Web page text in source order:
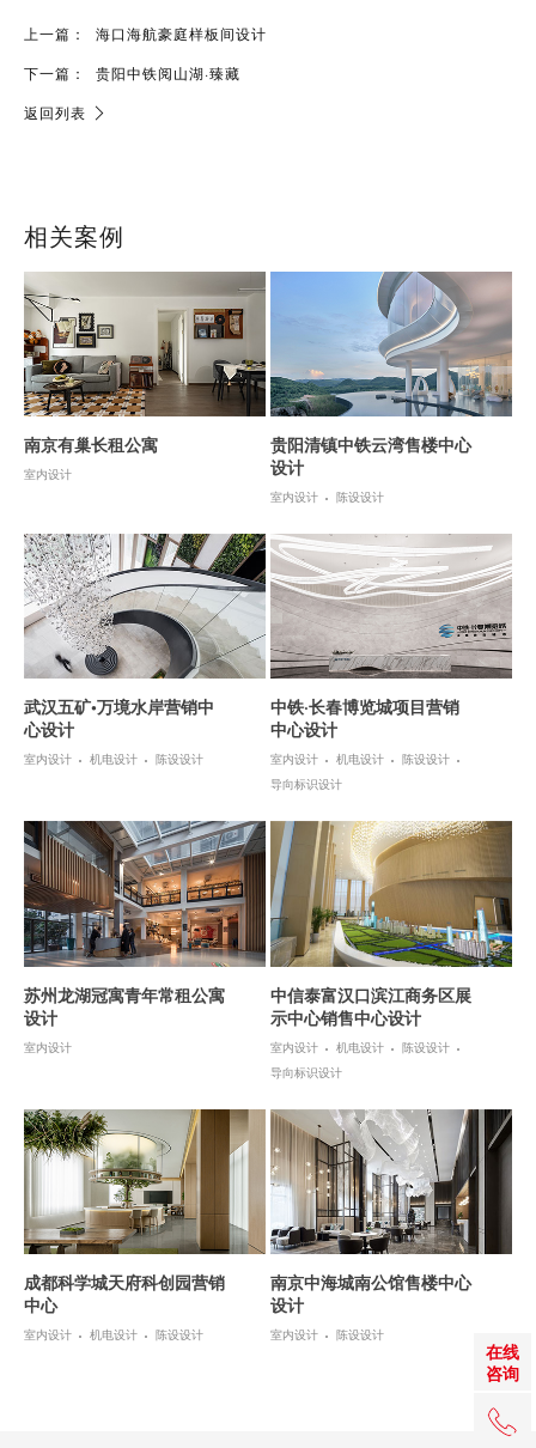
在线
咨询
+86
上一篇：
海口海航豪庭样板间设计
下一篇：
贵阳中铁阅山湖·臻藏
返回列表
相关案例
南京有巢长租公寓
室内设计
贵阳清镇中铁云湾售楼中心
设计
室内设计 陈设设计
武汉五矿•万境水岸营销中
心设计
室内设计 机电设计 陈设设计
中铁·长春博览城项目营销
中心设计
室内设计 机电设计
陈设设计
导向标识设计
苏州龙湖冠寓青年常租公寓
设计
室内设计
中信泰富汉口滨江商务区展
示中心销售中心设计
室内设计 机电设计
陈设设计
导向标识设计
成都科学城天府科创园营销
中心
室内设计 机电设计 陈设设计
南京中海城南公馆售楼中心
设计
室内设计 陈设设计